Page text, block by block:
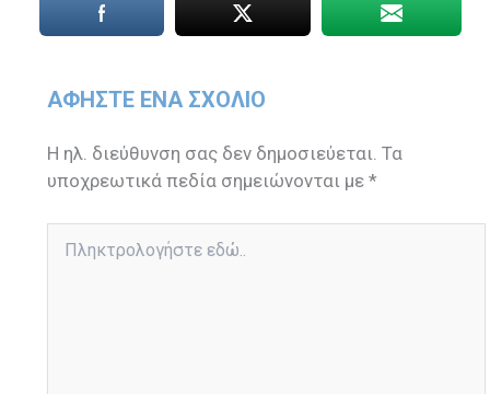
ΑΦΉΣΤΕ ΈΝΑ ΣΧΌΛΙΟ
Η ηλ. διεύθυνση σας δεν δημοσιεύεται. Τα
υποχρεωτικά πεδία σημειώνονται με*
εδώ..